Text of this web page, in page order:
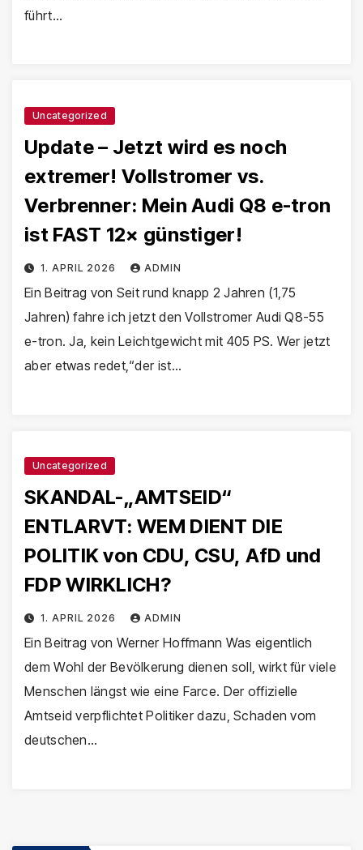
führt…
Uncategorized
Update – Jetzt wird es noch
extremer! Vollstromer vs.
Verbrenner: Mein Audi Q8 e-tron
ist FAST 12× günstiger!
1. APRIL 2026 ADMIN
Ein Beitrag von Seit rund knapp 2 Jahren (1,75
Jahren) fahre ich jetzt den Vollstromer Audi Q8-55
e-tron. Ja, kein Leichtgewicht mit 405 PS. Wer jetzt
aber etwas redet,“der ist…
Uncategorized
SKANDAL-„AMTSEID“
ENTLARVT: WEM DIENT DIE
POLITIK von CDU, CSU, AfD und
FDP WIRKLICH?
1. APRIL 2026 ADMIN
Ein Beitrag von Werner Hoffmann Was eigentlich
dem Wohl der Bevölkerung dienen soll, wirkt für viele
Menschen längst wie eine Farce. Der offizielle
Amtseid verpflichtet Politiker dazu, Schaden vom
deutschen…